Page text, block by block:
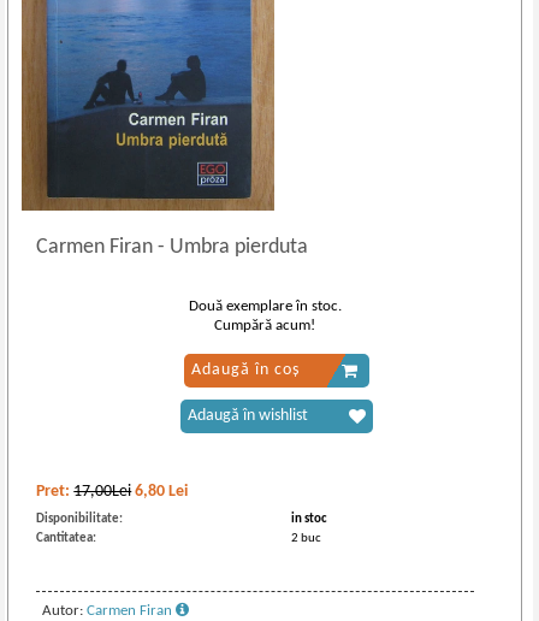
Carmen Firan- Umbra pierduta
Pret:17,00Lei 6,80 Lei
Disponibilitate:
in stoc
Cantitatea:
2 buc
Autor:Carmen Firan
Două exemplare în stoc.
Cumpără acum!
Adaugă în coș
Adaugă în wishlist